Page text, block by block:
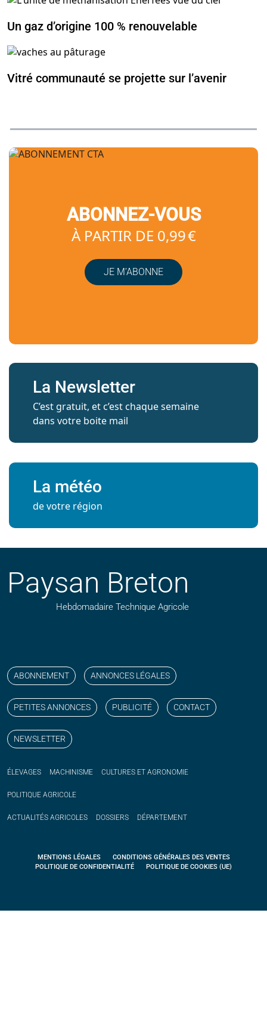
Un gaz d’origine 100 % renouvelable
Vitré communauté se projette sur l’avenir
ABONNEZ-VOUS
À PARTIR DE 0,99 €
JE M’ABONNE
La Newsletter
C’est gratuit, et c’est chaque semaine
dans votre boite mail
La météo
de votre région
Paysan Breton
Hebdomadaire Technique Agricole
ABONNEMENT ANNONCES LÉGALES
PETITES ANNONCES PUBLICITÉ CONTACT
NEWSLETTER
ÉLEVAGES MACHINISME CULTURES ET AGRONOMIE
POLITIQUE AGRICOLE
ACTUALITÉS AGRICOLES DOSSIERS DÉPARTEMENT
MENTIONS LÉGALES
CONDITIONS GÉNÉRALES DES VENTES
POLITIQUE DE CONFIDENTIALITÉ
POLITIQUE DE COOKIES (UE)